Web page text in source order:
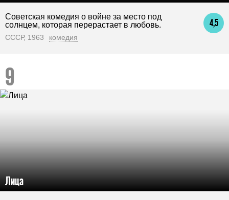
4,5
Советская комедия о войне за место под
солнцем, которая перерастает в любовь.
СССР, 1963 комедия
Лица